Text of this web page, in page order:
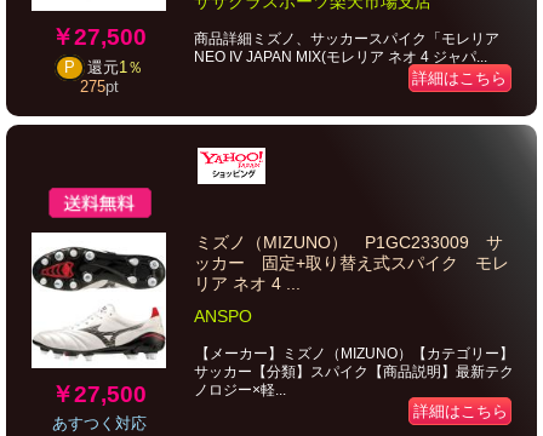
￥27,500
P 還元1％
275pt
商品詳細ミズノ、サッカースパイク「モレリア
NEO IV JAPAN MIX(モレリア ネオ 4 ジャパ...
詳細はこちら
￥27,500
あすつく対応
ミズノ（MIZUNO） P1GC233009 サ
ッカー 固定+取り替え式スパイク モレ
リア ネオ 4 ...
ANSPO
【メーカー】ミズノ（MIZUNO）【カテゴリー】
サッカー【分類】スパイク【商品説明】最新テク
ノロジー×軽...
詳細はこちら